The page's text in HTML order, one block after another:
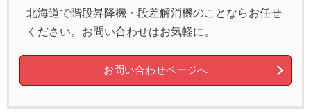
北海道で階段昇降機・段差解消機のことならお任せ
ください。お問い合わせはお気軽に。
お問い合わせページへ